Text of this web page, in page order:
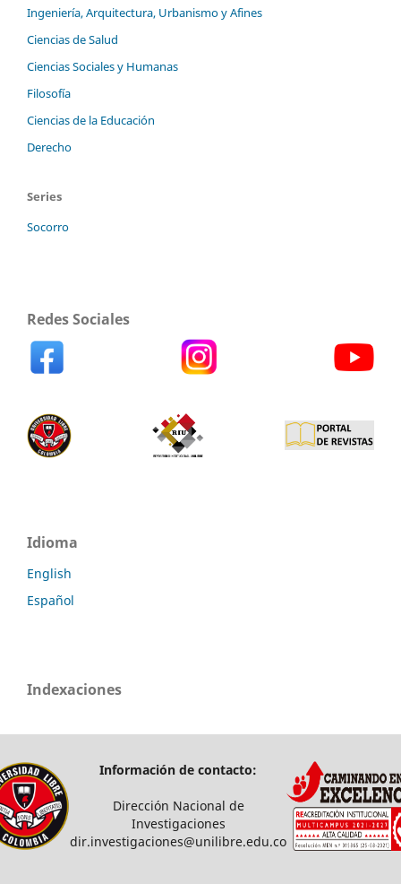
Ingeniería, Arquitectura, Urbanismo y Afines
Ciencias de Salud
Ciencias Sociales y Humanas
Filosofía
Ciencias de la Educación
Derecho
Series
Socorro
Redes Sociales
Idioma
English
Español
Indexaciones
Información de contacto:
Dirección Nacional de
Investigaciones
dir.investigaciones@unilibre.edu.co